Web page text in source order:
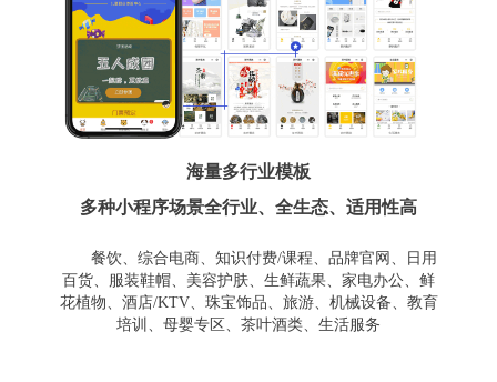
海量多行业模板
多种小程序场景全行业、全生态、适用性高
餐饮、综合电商、知识付费/课程、品牌官网、日用
百货、服装鞋帽、美容护肤、生鲜蔬果、家电办公、鲜
花植物、酒店/KTV、珠宝饰品、旅游、机械设备、教育
培训、母婴专区、茶叶酒类、生活服务